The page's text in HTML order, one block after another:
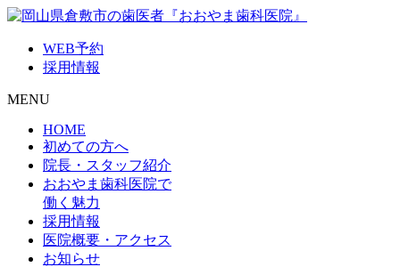
WEB予約
採用情報
MENU
HOME
初めての方へ
院長・スタッフ紹介
おおやま歯科医院で
働く魅力
採用情報
医院概要・アクセス
お知らせ